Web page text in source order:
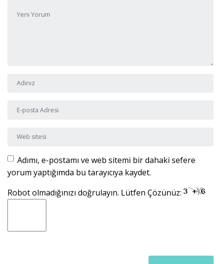
Adı ve Soyadı
E-posta Adresi
Web sitesi
Adımı, e-postamı ve web sitemi bir dahaki sefere
yorum yaptığımda bu tarayıcıya kaydet.
Robot olmadığınızı doğrulayın. Lütfen Çözünüz: